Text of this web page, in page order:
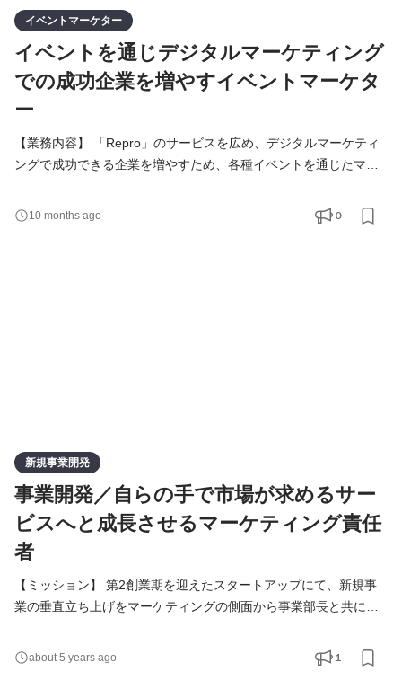
イベントマーケター
イベントを通じデジタルマーケティング
での成功企業を増やすイベントマーケタ
ー
【業務内容】 「Repro」のサービスを広め、デジタルマーケティ
ングで成功できる企業を増やすため、各種イベントを通じたマー
力」と「人の力」でデジタル売上を高めるマーケティングソリュ
ーションカンパニーです。当社マーケティングプラットフォーム
10 months ago 0
新規事業開発
事業開発／自らの手で市場が求めるサー
ビスへと成長させるマーケティング責任
者
【ミッション】 第2創業期を迎えたスタートアップにて、新規事
業の垂直立ち上げをマーケティングの側面から事業部長と共に推
よって、世界は大きく変わりました。大きな変化に対し、立ち止
まることなく、我々の掲げるビジョンを実現するために、当社は
about 5 years ago 1